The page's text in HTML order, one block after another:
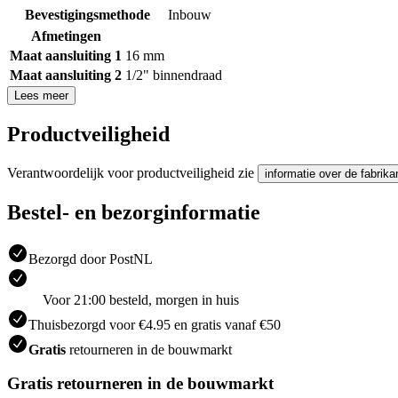
Bevestigingsmethode
Inbouw
Afmetingen
Maat aansluiting 1 16 mm
Maat aansluiting 2 1/2" binnendraad
Lees meer
Productveiligheid
Verantwoordelijk voor productveiligheid zie informatie over de
Bestel- en bezorginformatie
Bezorgd door PostNL
Voor 21:00 besteld, morgen in huis
Thuisbezorgd voor €4.95 en gratis vanaf €50
Gratis retourneren in de bouwmarkt
Gratis retourneren in de bouwmarkt